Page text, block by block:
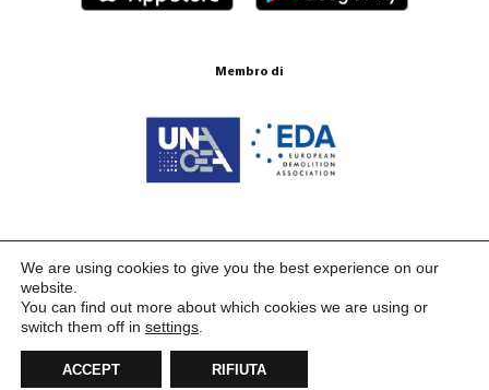
Membro di
We are using cookies to give you the best experience on our
website.
You can find out more about which cookies we are using or
switch them off in settings
ACCEPT RIFIUTA